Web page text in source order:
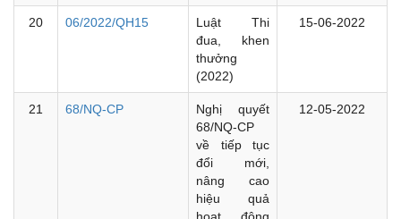
20 06/2022/QH15
Luật Thi
đua, khen
thưởng
(2022)
15-06-2022
21 68/NQ-CP
Nghị quyết
68/NQ-CP
về tiếp tục
đổi mới,
nâng cao
hiệu quả
hoạt động
12-05-2022